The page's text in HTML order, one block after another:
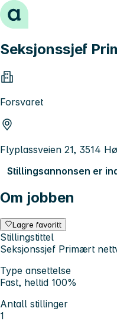
Hopp til innhold
Seksjonssjef
Forsvaret
Flyplassveien 21, 3514
Stillingsannonsen er
Om jobben
Lagre favoritt
Stillingstittel
Seksjonssjef Primært
Type ansettelse
Fast, heltid 100%
Antall stillinger
1